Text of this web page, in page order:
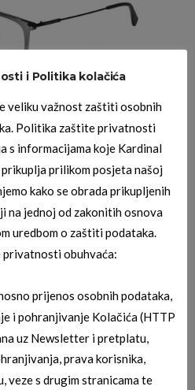
i Politika kolačića
veliku važnost zaštiti osobnih
Politika zaštite privatnosti
s informacijama koje Kardinal
prilikom posjeta našoj
kako se obrada prikupljenih
na jednoj od zakonitih osnova
uredbom o zaštiti podataka.
obuhvaća:
prijenos osobnih podataka,
i pohranjivanje Kolačića (HTTP
uz Newsletter i pretplatu,
prava korisnika,
veze s drugim stranicama te